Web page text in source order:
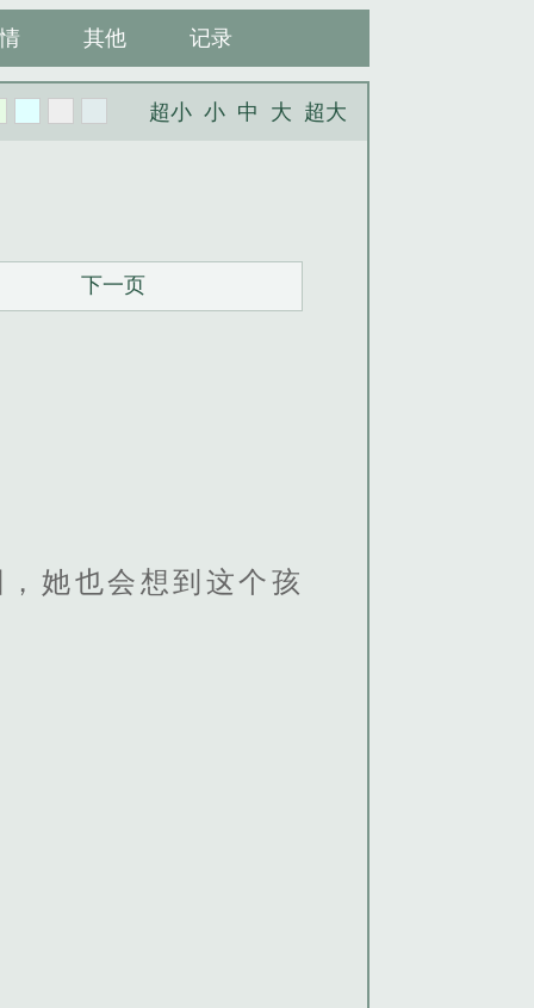
其他 记录
超小 小 中 大 超大
下一页
她也会想到这个孩